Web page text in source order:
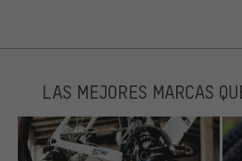
LAS MEJORES MARCAS